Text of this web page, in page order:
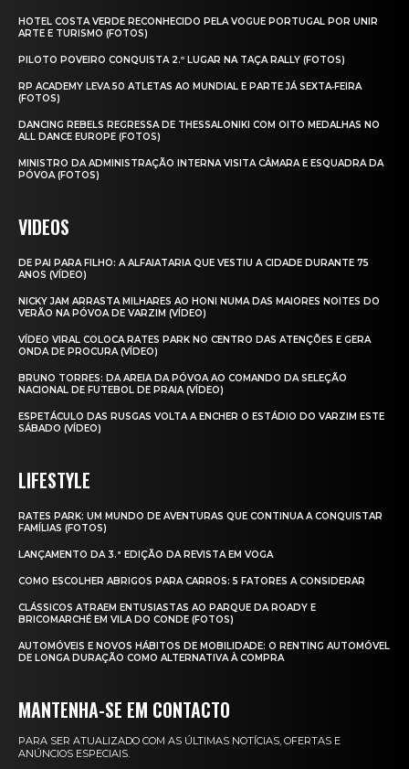
HOTEL COSTA VERDE RECONHECIDO PELA VOGUE PORTUGAL POR UNIR
ARTE E TURISMO (FOTOS)
PILOTO POVEIRO CONQUISTA 2.º LUGAR NA TAÇA RALLY (FOTOS)
RP ACADEMY LEVA 50 ATLETAS AO MUNDIAL E PARTE JÁ SEXTA‑FEIRA
(FOTOS)
DANCING REBELS REGRESSA DE THESSALONIKI COM OITO MEDALHAS NO
ALL DANCE EUROPE (FOTOS)
MINISTRO DA ADMINISTRAÇÃO INTERNA VISITA CÂMARA E ESQUADRA DA
PÓVOA (FOTOS)
VIDEOS
DE PAI PARA FILHO: A ALFAIATARIA QUE VESTIU A CIDADE DURANTE 75
ANOS (VÍDEO)
NICKY JAM ARRASTA MILHARES AO HONI NUMA DAS MAIORES NOITES DO
VERÃO NA PÓVOA DE VARZIM (VÍDEO)
VÍDEO VIRAL COLOCA RATES PARK NO CENTRO DAS ATENÇÕES E GERA
ONDA DE PROCURA (VÍDEO)
BRUNO TORRES: DA AREIA DA PÓVOA AO COMANDO DA SELEÇÃO
NACIONAL DE FUTEBOL DE PRAIA (VÍDEO)
ESPETÁCULO DAS RUSGAS VOLTA A ENCHER O ESTÁDIO DO VARZIM ESTE
SÁBADO (VÍDEO)
LIFESTYLE
RATES PARK: UM MUNDO DE AVENTURAS QUE CONTINUA A CONQUISTAR
FAMÍLIAS (FOTOS)
LANÇAMENTO DA 3.ª EDIÇÃO DA REVISTA EM VOGA
COMO ESCOLHER ABRIGOS PARA CARROS: 5 FATORES A CONSIDERAR
CLÁSSICOS ATRAEM ENTUSIASTAS AO PARQUE DA ROADY E
BRICOMARCHÉ EM VILA DO CONDE (FOTOS)
AUTOMÓVEIS E NOVOS HÁBITOS DE MOBILIDADE: O RENTING AUTOMÓVEL
DE LONGA DURAÇÃO COMO ALTERNATIVA À COMPRA
MANTENHA-SE EM CONTACTO
PARA SER ATUALIZADO COM AS ÚLTIMAS NOTÍCIAS, OFERTAS E
ANÚNCIOS ESPECIAIS.